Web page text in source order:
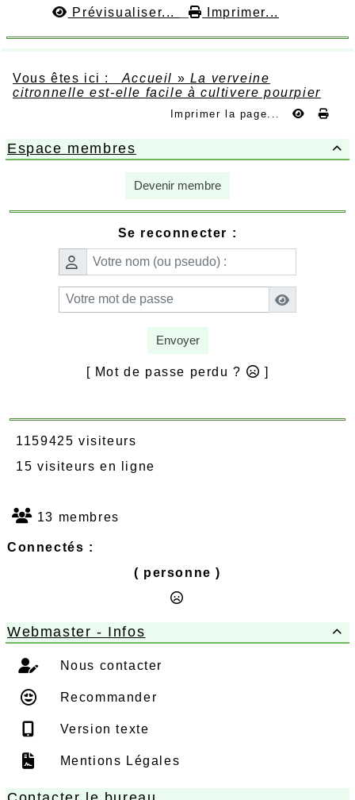
Prévisualiser... Imprimer...
Vous êtes ici : Accueil » La verveine
citronnelle est-elle facile à cultivere pourpier
Imprimer la page...

Espace membres
Devenir membre
Se reconnecter :
Envoyer
[ Mot de passe perdu ? ]
1159425 visiteurs
15 visiteurs en ligne
13 membres
Connectés :
( personne )

Webmaster - Infos
Nous contacter
Recommander
Version texte
Mentions Légales